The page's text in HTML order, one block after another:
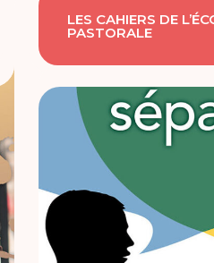
LES CAHIERS DE
PASTORALE